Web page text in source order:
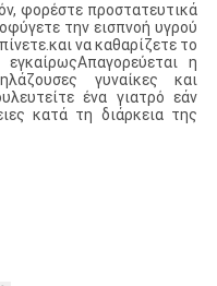
φορέστε προστατευτικά
την εισπνοή υγρού
να καθαρίζετε το
η
γυναίκες και
ένα γιατρό εάν
κατά τη διάρκεια της